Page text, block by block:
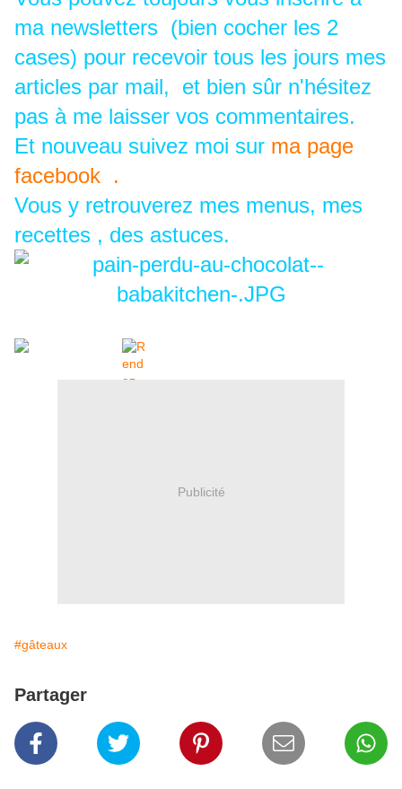
ma newsletters (bien cocher les 2
cases) pour recevoir tous les jours mes
articles par mail, et bien sûr n'hésitez
pas à me laisser vos commentaires.
Et nouveau suivez moi sur ma page
facebook .
Vous y retrouverez mes menus, mes
recettes , des astuces.
Publicité
#gâteaux
Partager